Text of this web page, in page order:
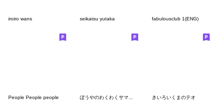
iroiro wans seikatsu yutaka fabulousclub 1(ENG)
People People people きいろいくまのテオ